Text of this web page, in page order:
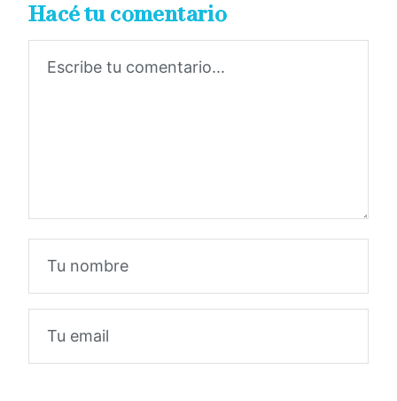
Hacé tu comentario